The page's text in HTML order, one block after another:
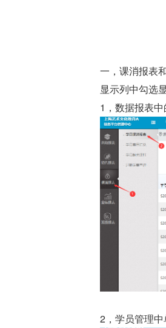
一，课消报表
显示列中勾选显
1，数据报表中
2，学员管理中